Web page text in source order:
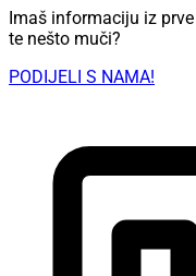
Imaš informaciju iz
te nešto muči?
PODIJELI S NAMA!